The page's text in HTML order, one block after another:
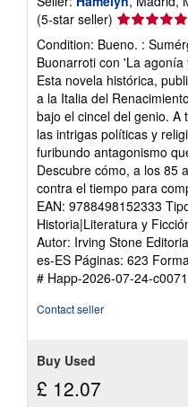
(5-star seller) Seller
5
out
of
5
stars
Condition: Bueno. :
Buonarroti con 'La
Esta novela histórica,
a la Italia del
bajo el cincel del genio. A
las intrigas políticas y
furibundo antagonismo
Descubre cómo, a los 85
contra el tiempo para
EAN: 9788498152333
Historia|Literatura y
Autor: Irving Stone
es-ES Páginas: 623
# Happ-2026-07-24-
Contact seller
Buy Used
£ 12.07